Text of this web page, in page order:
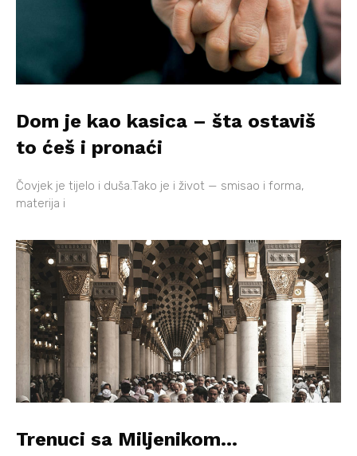
Dom je kao kasica – šta ostaviš
to ćeš i pronaći
Čovjek je tijelo i duša.Tako je i život — smisao i forma,
materija i
Trenuci sa Miljenikom…